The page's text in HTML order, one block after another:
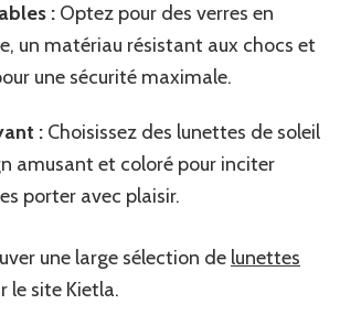
: Optez pour des verres en
un matériau résistant aux chocs et
une sécurité maximale.
: Choisissez des lunettes de soleil
amusant et coloré pour inciter
porter avec plaisir.
une large sélection de lunettes
le site Kietla.